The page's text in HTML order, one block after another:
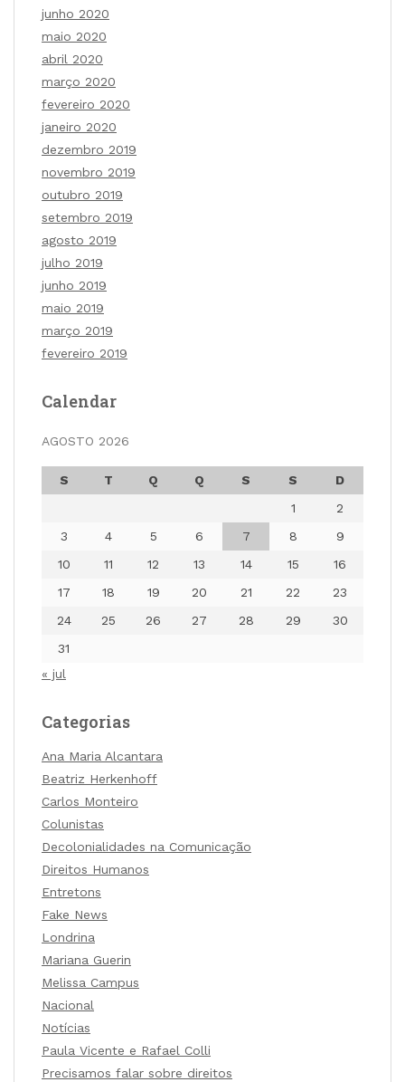
junho 2020
maio 2020
abril 2020
março 2020
fevereiro 2020
janeiro 2020
dezembro 2019
novembro 2019
outubro 2019
setembro 2019
agosto 2019
julho 2019
junho 2019
maio 2019
março 2019
fevereiro 2019
Calendar
AGOSTO 2026
S T Q Q S S
D
1
2
3
4 5 6 7 8
9
10
11 12 13 14 15
16
17
18 19 20 21 22
23
24
25 26 27 28 29
30
31
« jul
Categorias
Ana Maria Alcantara
Beatriz Herkenhoff
Carlos Monteiro
Colunistas
Decolonialidades na Comunicação
Direitos Humanos
Entretons
Fake News
Londrina
Mariana Guerin
Melissa Campus
Nacional
Notícias
Paula Vicente e Rafael Colli
Precisamos falar sobre direitos